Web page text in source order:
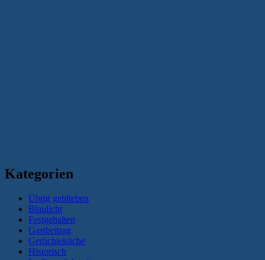
Kategorien
Übrig geblieben
Blaulicht
Festgehalten
Gastbeitrag
Gerüchteküche
Historisch